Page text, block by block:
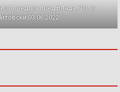
предлог пред Влада. Фото: